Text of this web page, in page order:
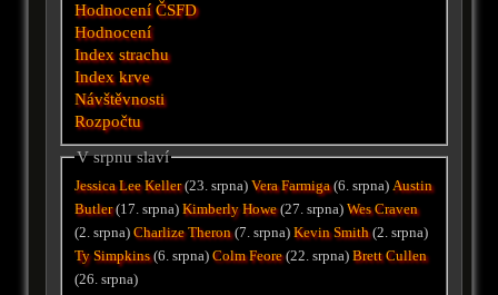
Hodnocení ČSFD
Hodnocení
Index strachu
Index krve
Návštěvnosti
Rozpočtu
V srpnu slaví
Jessica Lee Keller(23. srpna)Vera Farmiga(6. srpna)Austin
Butler(17. srpna)Kimberly Howe(27. srpna)Wes Craven
(2. srpna)Charlize Theron(7. srpna)Kevin Smith(2. srpna)
Ty Simpkins(6. srpna)Colm Feore(22. srpna)Brett Cullen
(26. srpna)